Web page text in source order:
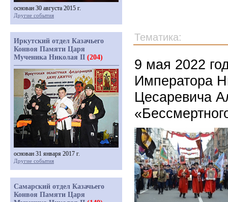
Тематика:
9 мая 2022
Императора
Цесаревича
основан 30 августа 2015 г.
Другие события
Иркутский отдел Казачьего
Конвоя Памяти Царя
Мученика Николая II (204)
основан 31 января 2017 г.
Другие события
Самарский отдел Казачьего
Конвоя Памяти Царя